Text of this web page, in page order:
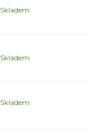
Skladem
Skladem
Skladem